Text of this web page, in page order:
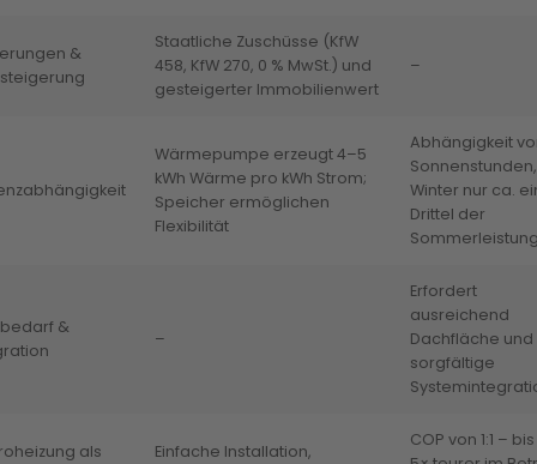
&
Staatliche Zuschüsse (KfW
458, KfW 270, 0 % MwSt.) und
gesteigerter Immobilienwert
–
Wärmepumpe erzeugt 4–5
kWh Wärme pro kWh Strom;
Speicher ermöglichen
Flexibilität
Abhängigkeit
Winter nur ca.
Drittel der
&
–
Erfordert
ausreichend
Dachfläche und
sorgfältige
als
Einfache Installation,
COP von 1:1 –